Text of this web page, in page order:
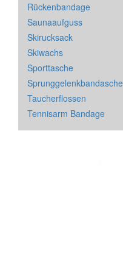
Rückenbandage
Saunaaufguss
Skirucksack
Skiwachs
Sporttasche
Sprunggelenkbandasche
Taucherflossen
Tennisarm Bandage